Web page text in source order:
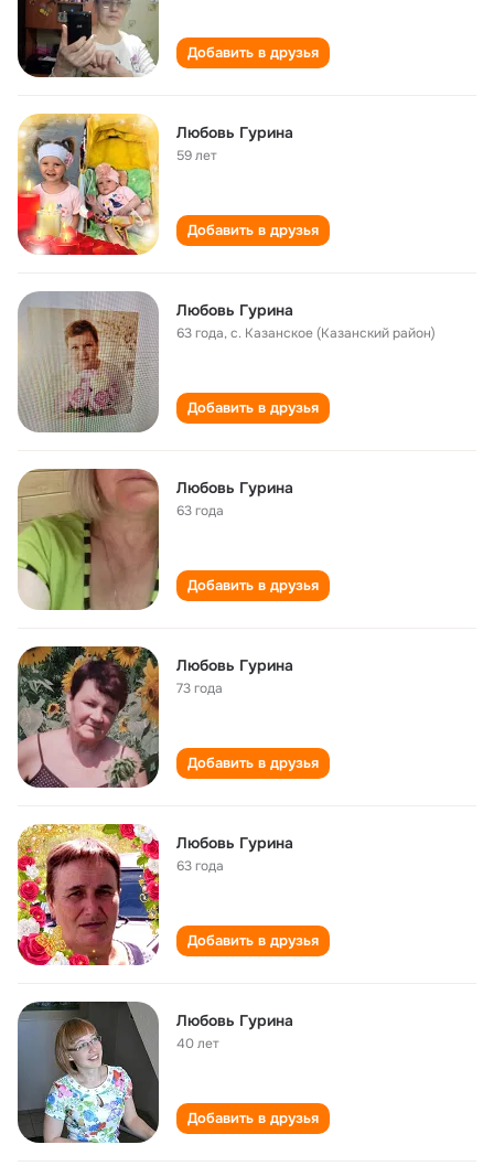
Добавить в друзья
Любовь Гурина
59 лет
Добавить в друзья
Любовь Гурина
63 года,с. Казанское (Казанский район)
Добавить в друзья
Любовь Гурина
63 года
Добавить в друзья
Любовь Гурина
73 года
Добавить в друзья
Любовь Гурина
63 года
Добавить в друзья
Любовь Гурина
40 лет
Добавить в друзья